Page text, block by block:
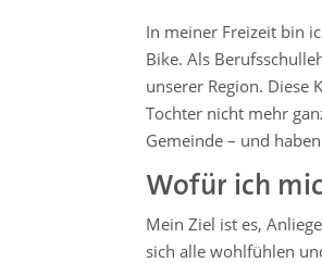
In meiner Freizeit bin
Bike. Als
unserer Region. Diese
Tochter nicht mehr
Gemeinde – und
Wofür ich
Mein Ziel ist es,
sich alle wohlfühlen